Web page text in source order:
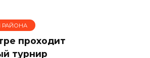
РАЙОНА
проходит
турнир